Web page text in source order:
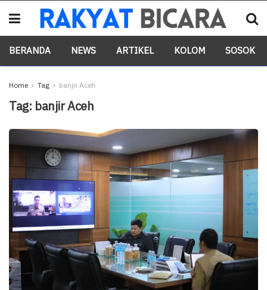
BERANDA NEWS ARTIKEL KOLOM SOSOK
Home Tag banjir Aceh
Tag: banjir Aceh